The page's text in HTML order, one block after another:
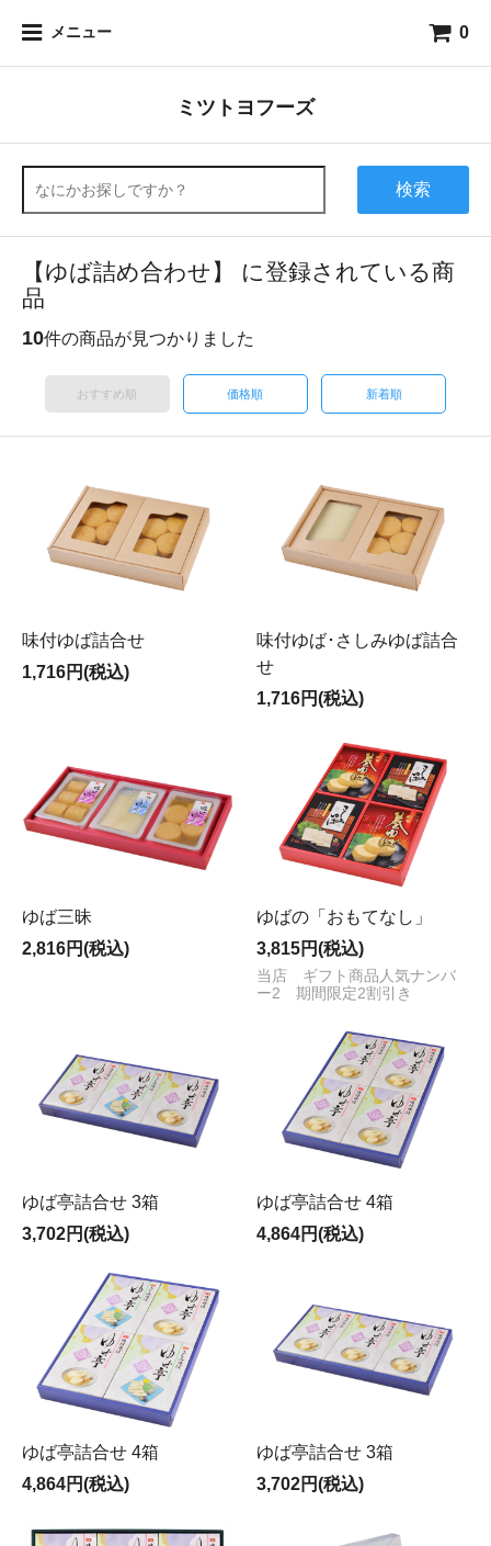
メニュー 0
ミツトヨフーズ
検索
【ゆば詰め合わせ】 に登録されている商
品
10件の商品が見つかりました
おすすめ順 価格順 新着順
味付ゆば詰合せ
1,716円(税込)
味付ゆば･さしみゆば詰合
せ
1,716円(税込)
ゆば三昧
2,816円(税込)
ゆばの「おもてなし」
3,815円(税込)
当店 ギフト商品人気ナンバ
ー2 期間限定2割引き
ゆば亭詰合せ 3箱
3,702円(税込)
ゆば亭詰合せ 4箱
4,864円(税込)
ゆば亭詰合せ 4箱
4,864円(税込)
ゆば亭詰合せ 3箱
3,702円(税込)